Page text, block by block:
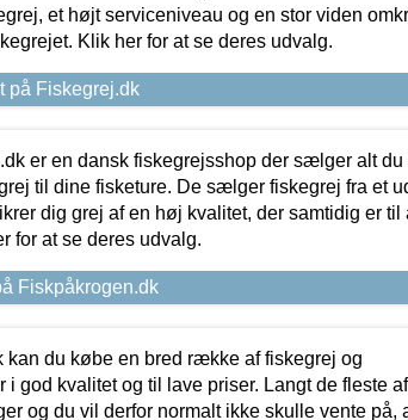
et højt serviceniveau og en stor viden
Klik her for at se deres udvalg.
på Fiskegrej.dk
er en dansk fiskegrejsshop der sælger alt du
til dine fisketure. De sælger fiskegrej fra et
dig grej af en høj kvalitet, der samtidig er til
for at se deres udvalg.
Fiskpåkrogen.dk
kan du købe en bred række af fiskegrej og
i god kvalitet og til lave priser. Langt de fleste
og du vil derfor normalt ikke skulle vente på,